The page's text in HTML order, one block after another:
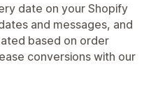
date on your Shopify
and messages, and
based on order
conversions with our